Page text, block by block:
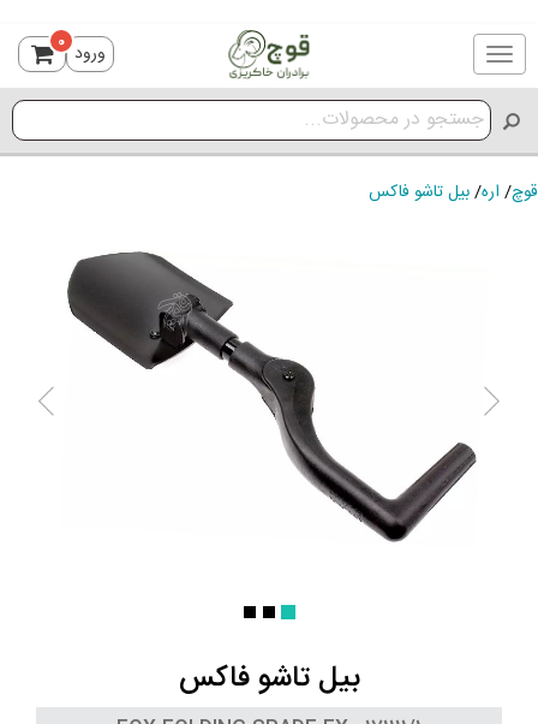
Toggle
navigation
ورود 0
قوچ/ اره/بیل تاشو فاکس
بیل تاشو فاکس